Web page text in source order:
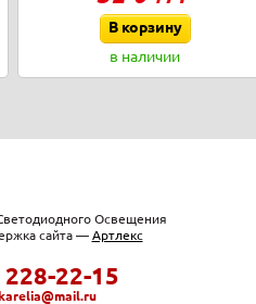
В корзину
в наличии
Освещения
сайта — Артлекс
22-15